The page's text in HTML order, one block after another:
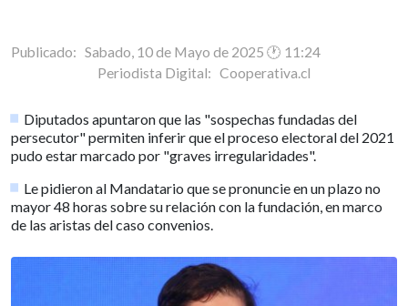
Publicado: Sabado, 10 de Mayo de 2025 🕐 11:24
Periodista Digital: Cooperativa.cl
Diputados apuntaron que las "sospechas fundadas del
persecutor" permiten inferir que el proceso electoral del 2021
pudo estar marcado por "graves irregularidades".
Le pidieron al Mandatario que se pronuncie en un plazo no
mayor 48 horas sobre su relación con la fundación, en marco
de las aristas del caso convenios.